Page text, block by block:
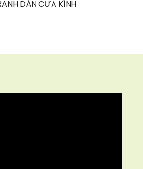
DÁN CỬA KÍNH